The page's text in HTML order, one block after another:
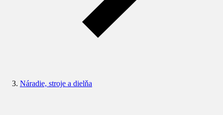
Náradie, stroje a dielňa